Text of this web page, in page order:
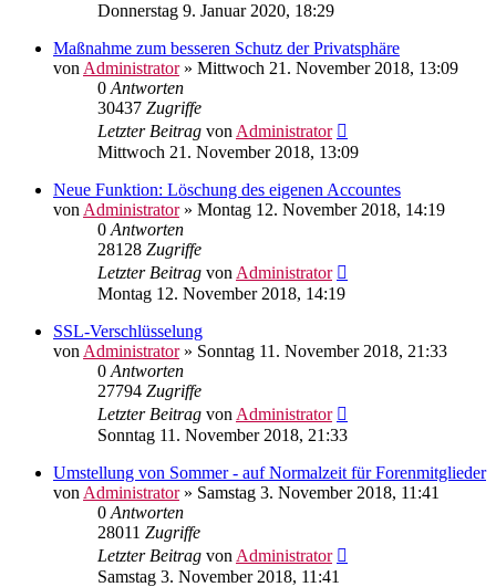
Donnerstag 9. Januar 2020, 18:29
Maßnahme zum besseren Schutz der Privatsphäre
von Administrator» Mittwoch 21. November 2018, 13:09
0 Antworten
30437 Zugriffe
Letzter Beitrag von Administrator
Mittwoch 21. November 2018, 13:09
Neue Funktion: Löschung des eigenen Accountes
von Administrator» Montag 12. November 2018, 14:19
0 Antworten
28128 Zugriffe
Letzter Beitrag von Administrator
Montag 12. November 2018, 14:19
SSL-Verschlüsselung
von Administrator» Sonntag 11. November 2018, 21:33
0 Antworten
27794 Zugriffe
Letzter Beitrag von Administrator
Sonntag 11. November 2018, 21:33
Umstellung von Sommer - auf Normalzeit für Forenmitglieder
von Administrator» Samstag 3. November 2018, 11:41
0 Antworten
28011 Zugriffe
Letzter Beitrag von Administrator
Samstag 3. November 2018, 11:41